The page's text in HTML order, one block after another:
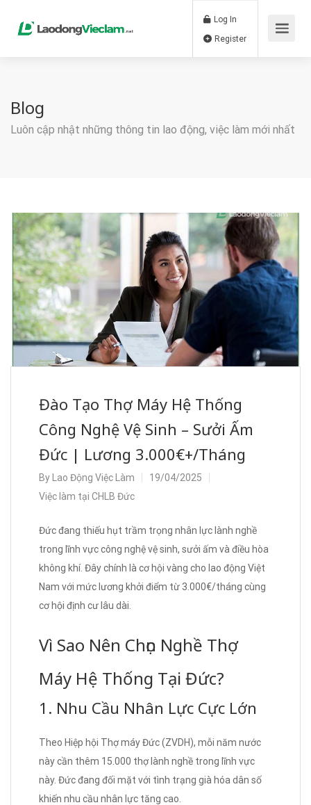
Log In
Blog
Luôn cập nhật những thông tin lao động, việc làm mới nhất
Đào Tạo Thợ Máy Hệ Thống
Công Nghệ Vệ Sinh – Sưởi Ấm
Đức | Lương 3.000€+/Tháng
By Lao Động Việc Làm
19/04/2025
Việc làm tại CHLB Đức
Đức đang thiếu hụt trầm trọng nhân lực lành nghề
trong lĩnh vực công nghệ vệ sinh, sưởi ấm và điều hòa
không khí. Đây chính là cơ hội vàng cho lao động Việt
Nam với mức lương khởi điểm từ 3.000€/tháng cùng
cơ hội định cư lâu dài.
Vì Sao Nên Chọn Nghề Thợ
Máy Hệ Thống Tại Đức?
1. Nhu Cầu Nhân Lực Cực Lớn
Theo Hiệp hội Thợ máy Đức (ZVDH), mỗi năm nước
này cần thêm 15.000 thợ lành nghề trong lĩnh vực
này. Đức đang đối mặt với tình trạng già hóa dân số
khiến nhu cầu nhân lực tăng cao.